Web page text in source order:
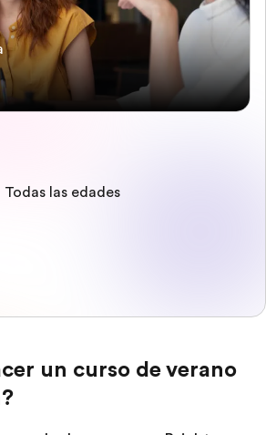
Todas las edades
un curso de verano